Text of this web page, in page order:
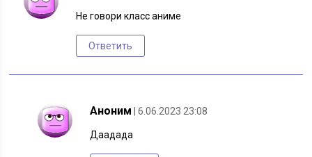
Не говори класс аниме
Ответить
Аноним | 6.06.2023 23:08
Даадада